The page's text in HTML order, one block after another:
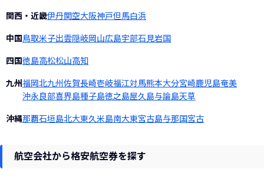
関西・近畿伊丹関空大阪神戸但馬白浜
中国鳥取米子出雲隠岐岡山広島宇部石見岩国
四国徳島高松松山高知
九州福岡北九州佐賀長崎壱岐福江対馬熊本大分宮崎鹿児島奄美
沖永良部喜界島種子島徳之島屋久島与論島天草
沖縄那覇石垣島北大東久米島南大東宮古島与那国宮古
航空会社から格安航空券を探す